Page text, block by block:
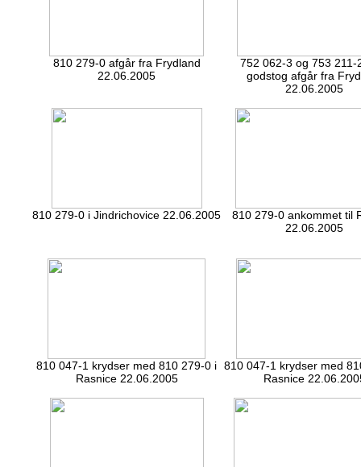
810 279-0 afgår fra Frydland
22.06.2005
752 062-3 og 753 211-
godstog afgår fra
22.06.2005
810 279-0 i Jindrichovice 22.06.2005
810 279-0 ankommet til
22.06.2005
810 047-1 krydser med 810 279-0 i
Rasnice 22.06.2005
810 047-1 krydser med
Rasnice